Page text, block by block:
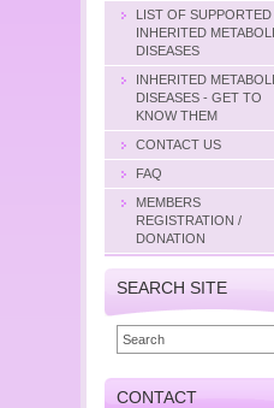
LIST OF SUPPORTED
INHERITED
DISEASES
INHERITED
DISEASES - GET TO
KNOW THEM
CONTACT US
FAQ
MEMBERS
REGISTRATION /
DONATION
SEARCH SITE
CONTACT